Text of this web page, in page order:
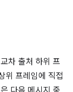
차 출처 하위 프
위 프레임에 직접